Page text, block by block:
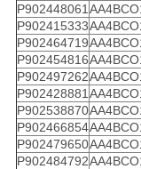
Р902448061
Р902415333
Р902464719
Р902454816
Р902497262
Р902428881
Р902538870
Р902466854
Р902479650
Р902484792